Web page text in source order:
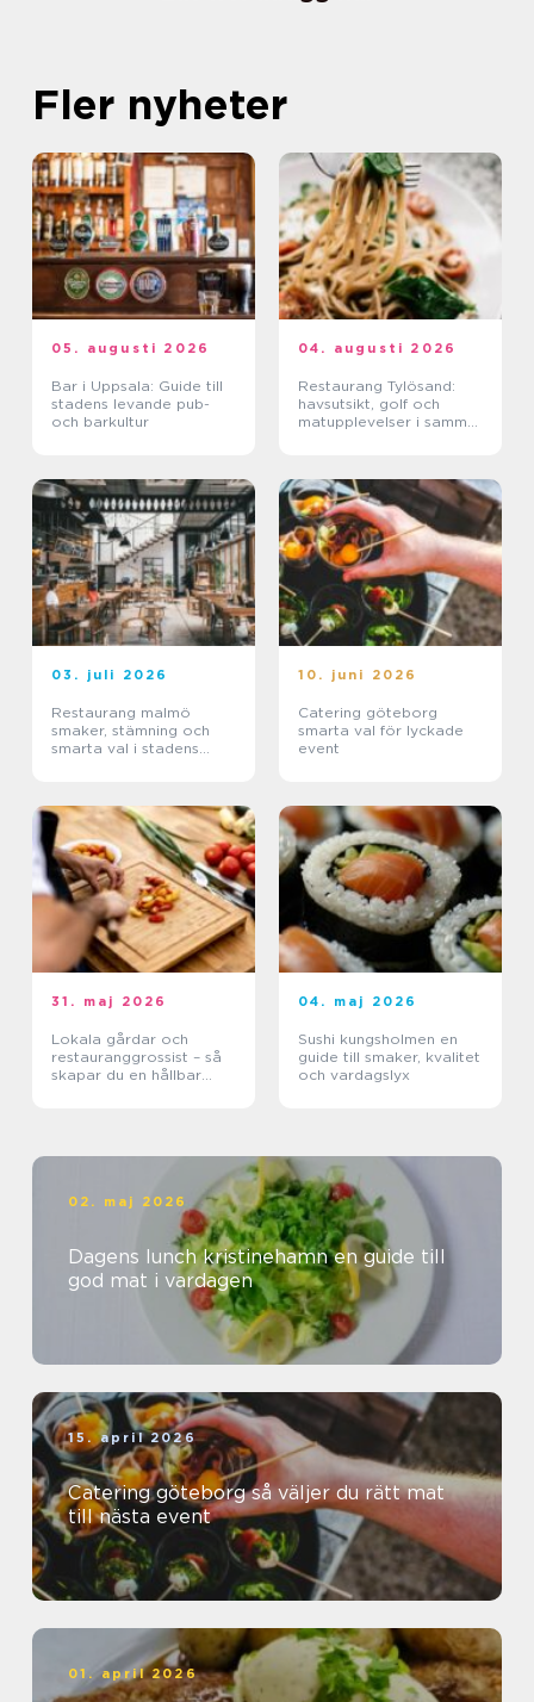
Fler nyheter
05. augusti 2026
Bar i Uppsala: Guide till
stadens levande pub-
och barkultur
04. augusti 2026
Restaurang Tylösand:
havsutsikt, golf och
matupplevelser i samma
03. juli 2026
Restaurang malmö
smaker, stämning och
smarta val i stadens
10. juni 2026
Catering göteborg
smarta val för lyckade
event
31. maj 2026
Lokala gårdar och
restauranggrossist – så
skapar du en hållbar
04. maj 2026
Sushi kungsholmen en
guide till smaker, kvalitet
och vardagslyx
02. maj 2026
Dagens lunch kristinehamn en guide till
god mat i vardagen
15. april 2026
Catering göteborg så väljer du rätt mat
till nästa event
01. april 2026